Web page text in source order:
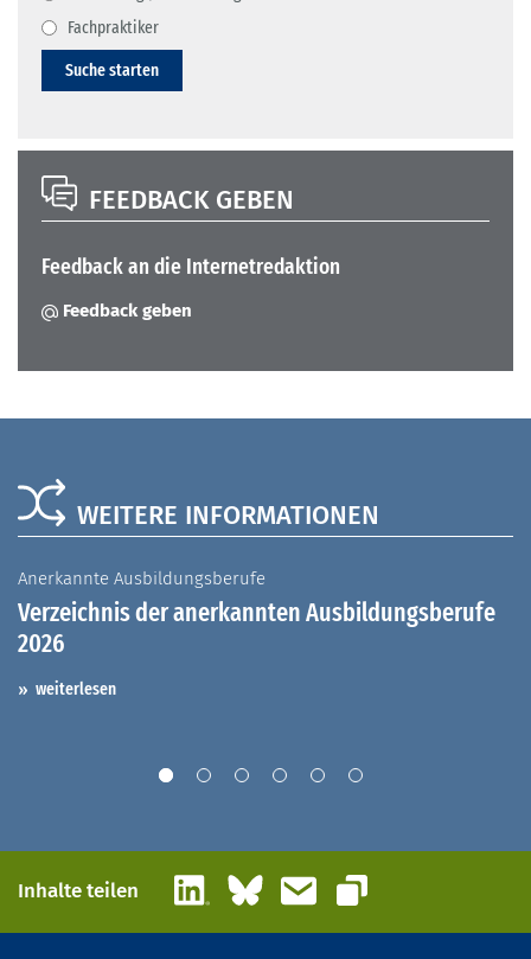
Fachpraktiker
Suche starten
FEEDBACK GEBEN
Feedback an die Internetredaktion
Feedback geben
WEITERE INFORMATIONEN
Anerkannte Ausbildungsberufe
Verzeichnis der anerkannten Ausbildungsberufe
2026
weiterlesen
Inhalte teilen LinkedInBlueskyE-Mail
Link kopieren